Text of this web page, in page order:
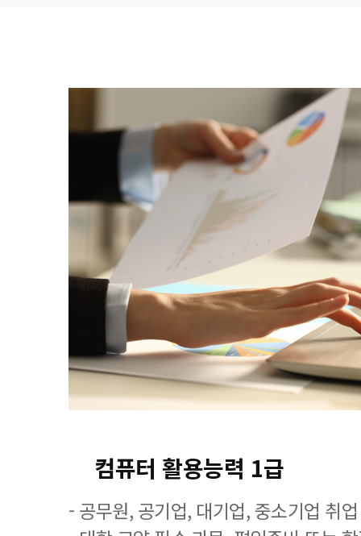
컴퓨터 활용능력 1급
- 공무원, 공기업, 대기업, 중소기업 취